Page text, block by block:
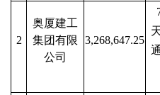
2
奥厦建工
集团有限
公司
3,268,647.25